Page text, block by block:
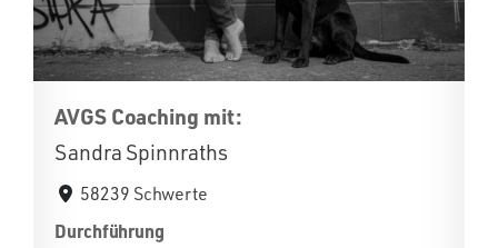
AVGS Coaching mit:
Sandra Spinnraths
58239 Schwerte
Durchführung